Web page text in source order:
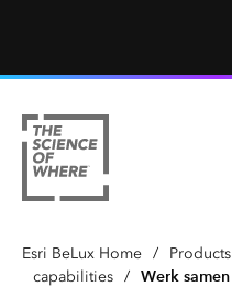
Esri BeLux Home / Products
capabilities / Werk samen